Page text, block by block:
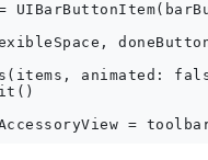
animated: